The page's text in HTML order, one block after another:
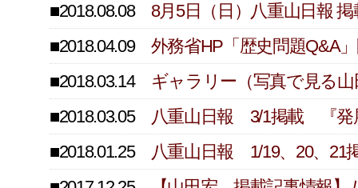
■2018.08.08 8月5日（日）八重山日報
■2018.04.09 外務省HP「歴史問題Q&A
■2018.03.14 ギャラリー（写真で見る
■2018.03.05 八重山日報 3/1掲載 『発
■2018.01.25 八重山日報 1/19、20、21